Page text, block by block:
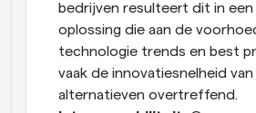
bedrijven resulteert dit in een
oplossing die aan de
technologie trends en best
vaak de innovatiesnelheid
alternatieven overtreffend.